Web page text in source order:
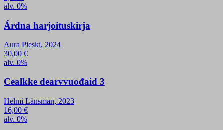
alv. 0%
Árdna harjoituskirja
Aura Pieski, 2024
30,00 €
alv. 0%
Cealkke dearvvuođaid 3
Helmi Länsman, 2023
16,00 €
alv. 0%